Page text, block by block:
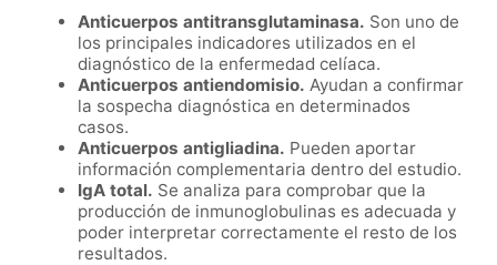
Anticuerpos antitransglutaminasa. Son uno de
los principales indicadores utilizados en el
diagnóstico de la enfermedad celíaca.
Anticuerpos antiendomisio. Ayudan a confirmar
la sospecha diagnóstica en determinados
casos.
Anticuerpos antigliadina. Pueden aportar
información complementaria dentro del estudio.
IgA total. Se analiza para comprobar que la
producción de inmunoglobulinas es adecuada y
poder interpretar correctamente el resto de los
resultados.